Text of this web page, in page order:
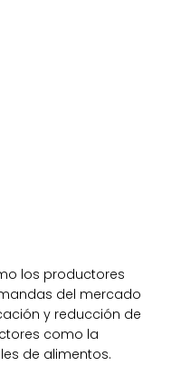
los productores
del mercado
y reducción de
como la
de alimentos.